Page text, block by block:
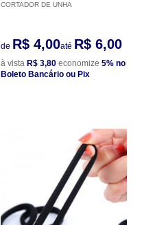
CORTADOR DE UNHA
de R$ 4,00até R$ 6,00
à vista R$ 3,80 economize 5% no
Boleto Bancário ou Pix